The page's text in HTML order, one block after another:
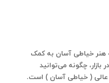
هنر خیاطی آسان به کمک
چگونه می‌توانید
عالی ( خیاطی آسان ) است.